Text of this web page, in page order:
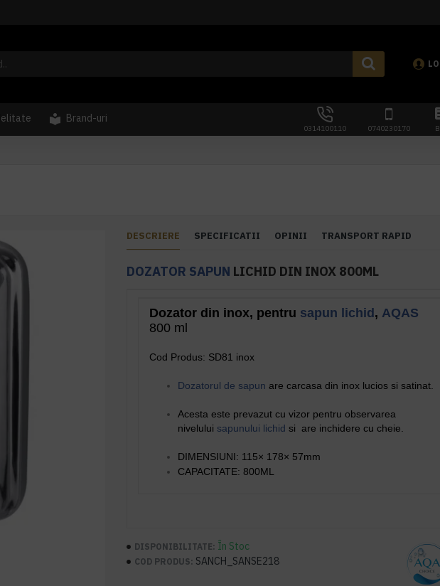
Brand-uri
0314100110 0740230170
DESCRIERE SPECIFICATII OPINII TRANSPORT RAPID
DOZATOR SAPUN LICHID DIN INOX 800ML
Dozator din inox, pentru sapun lichid , AQAS
800 ml
Cod Produs: SD81 inox
Dozatorul de sapun are carcasa din inox lucios si satinat.
Acesta este prevazut cu vizor pentru observarea
nivelului sapunului lichid si are inchidere cu cheie.
DIMENSIUNI: 115× 178× 57mm
CAPACITATE: 800ML
DISPONIBILITATE: În Stoc
COD PRODUS: SANCH_SANSE218